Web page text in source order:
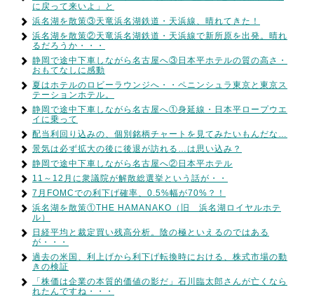
に戻って来いよ」と
浜名湖を散策③天竜浜名湖鉄道・天浜線、晴れてきた！
浜名湖を散策②天竜浜名湖鉄道・天浜線で新所原を出発。晴れ
るだろうか・・・
静岡で途中下車しながら名古屋へ③日本平ホテルの質の高さ・
おもてなしに感動
夏はホテルのロビーラウンジへ・・ペニンシュラ東京と東京ス
テーションホテル。
静岡で途中下車しながら名古屋へ①身延線・日本平ロープウエ
イに乗って
配当利回り込みの、個別銘柄チャートを見てみたいもんだな…
景気は必ず拡大の後に後退が訪れる…は思い込み？
静岡で途中下車しながら名古屋へ②日本平ホテル
11～12月に衆議院が解散総選挙という話が・・
7月FOMCでの利下げ確率、0.5%幅が70%？！
浜名湖を散策①THE HAMANAKO（旧 浜名湖ロイヤルホテ
ル）
日経平均と裁定買い残高分析。陰の極といえるのではある
が・・・
過去の米国、利上げから利下げ転換時における、株式市場の動
きの検証
「株価は企業の本質的価値の影だ」石川臨太郎さんが亡くなら
れたんですね・・・